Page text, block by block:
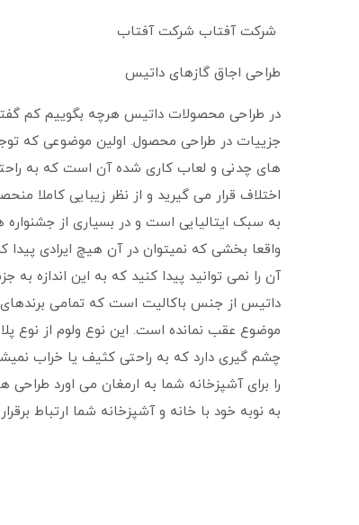
شرکت آفتاب شرکت آفتاب
طراحی اجاق گازهای داتیس
در طراحی محصولات داتیس هرچه بگوییم کم
جزییات در طراحی محصول. اولین موضوعی که
های چدنی و لعاب کاری شده آن است که به
اختلاف قرار می گیرید و از نظر زیبایی
به سبک ایتالیایی است و در بسیاری از
واقعا بخشی که نمیتوان در آن هیچ ایرادی
آن را نمی توانید پیدا کنید که به این اندازه
داتیس از جنس باکالیت است که تمامی برندهای
موضوع عقب نمانده است. این نوع ولوم از نوع
چشم گیری دارد که به راحتی کثیف یا خراب
را برای آشپزخانه شما به ارمغان می اورد
به نوبه خود با خانه و آشپزخانه شما ارتباط